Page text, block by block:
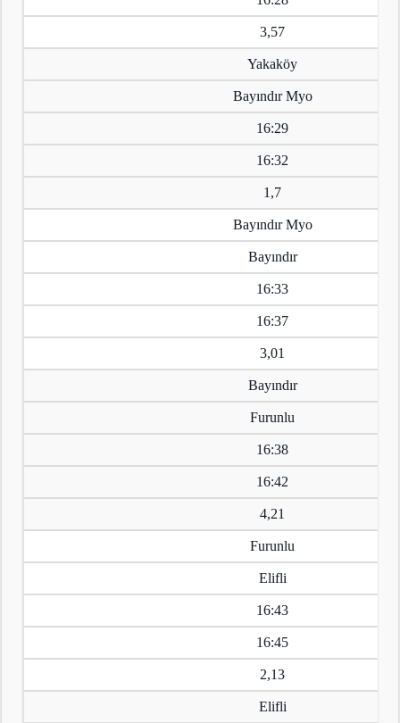
3,57
Yakaköy
Bayındır Myo
16:29
16:32
1,7
Bayındır Myo
Bayındır
16:33
16:37
3,01
Bayındır
Furunlu
16:38
16:42
4,21
Furunlu
Elifli
16:43
16:45
2,13
Elifli